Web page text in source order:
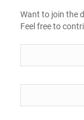
Want to join the
Feel free to